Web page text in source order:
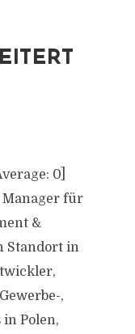
0]
Manager für
&
Standort in
,
Polen,